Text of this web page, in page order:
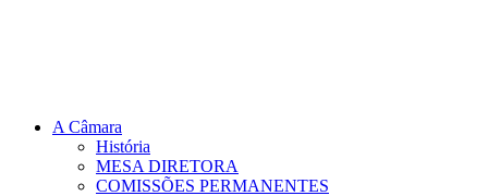
A Câmara
História
MESA DIRETORA
COMISSÕES PERMANENTES